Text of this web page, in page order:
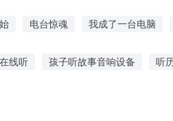
电台惊魂 我成了一台电脑
线听 孩子听故事音响设备 听